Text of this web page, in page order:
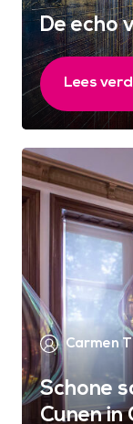
De echo
Lees
Carmen
Schone
Cunen in